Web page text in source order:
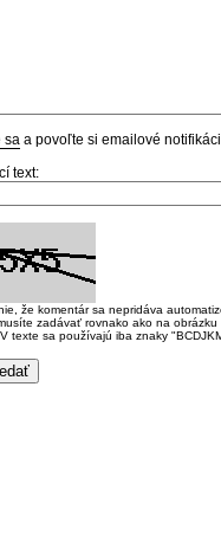
sa a povoľte si emailové
text:
že komentár sa nepridáva
zadávať rovnako ako na
texte sa používajú iba znaky